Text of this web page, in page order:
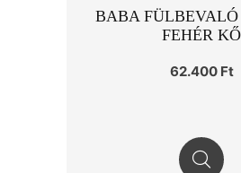
BABA FÜLBEVALÓ
FEHÉR KŐ
62.400 Ft